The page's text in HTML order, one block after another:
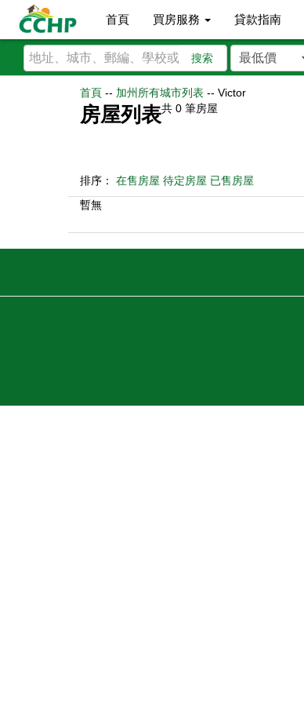
首頁 買房服務 貸款指南
搜索
首頁 -- 加州所有城市列表 -- Victor
房屋列表共 0 筆房屋
排序： 在售房屋 待定房屋 已售房屋
暫無